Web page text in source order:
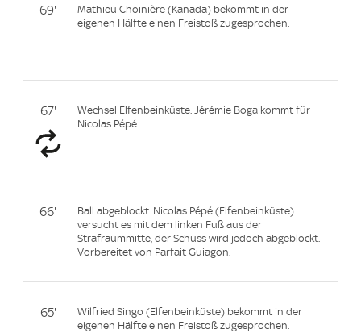
69'
Mathieu Choinière (Kanada) bekommt in der
eigenen Hälfte einen Freistoß zugesprochen.
67'
Wechsel Elfenbeinküste. Jérémie Boga kommt für
Nicolas Pépé.
66'
Ball abgeblockt. Nicolas Pépé (Elfenbeinküste)
versucht es mit dem linken Fuß aus der
Strafraummitte, der Schuss wird jedoch abgeblockt.
Vorbereitet von Parfait Guiagon.
65'
Wilfried Singo (Elfenbeinküste) bekommt in der
eigenen Hälfte einen Freistoß zugesprochen.